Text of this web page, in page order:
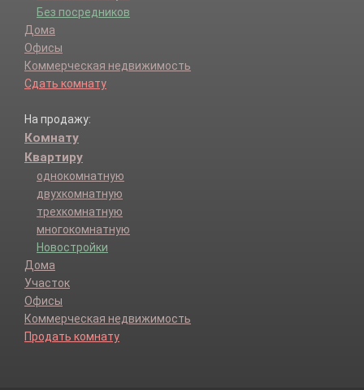
Без посредников
Дома
Офисы
Коммерческая недвижимость
Сдать комнату
На продажу:
Комнату
Квартиру
однокомнатную
двухкомнатную
трехкомнатную
многокомнатную
Новостройки
Дома
Участок
Офисы
Коммерческая недвижимость
Продать комнату